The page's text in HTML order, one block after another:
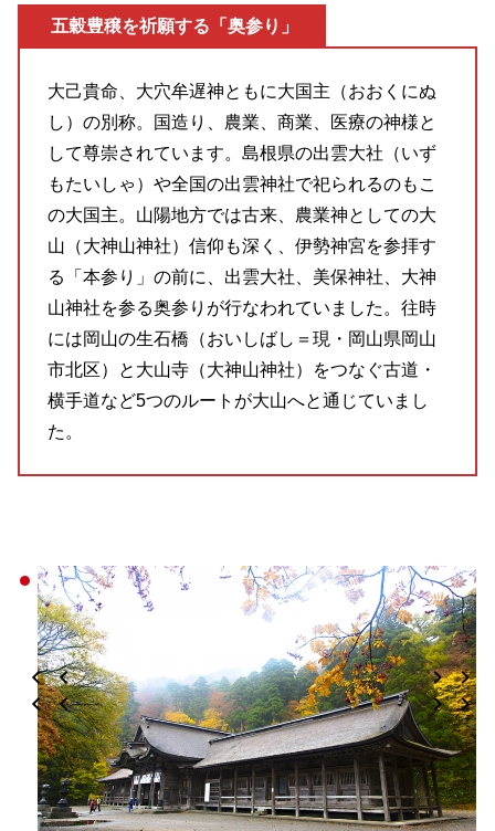
五穀豊穣を祈願する「奥参り」
大己貴命、大穴牟遅神ともに大国主（おおくにぬ
し）の別称。国造り、農業、商業、医療の神様と
して尊崇されています。島根県の出雲大社（いず
もたいしゃ）や全国の出雲神社で祀られるのもこ
の大国主。山陽地方では古来、農業神としての大
山（大神山神社）信仰も深く、伊勢神宮を参拝す
る「本参り」の前に、出雲大社、美保神社、大神
山神社を参る奥参りが行なわれていました。往時
には岡山の生石橋（おいしばし＝現・岡山県岡山
市北区）と大山寺（大神山神社）をつなぐ古道・
横手道など5つのルートが大山へと通じていまし
た。